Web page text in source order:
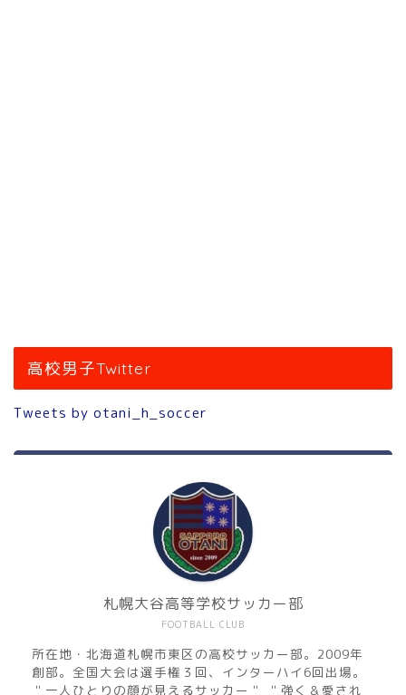
高校男子Twitter
Tweets by otani_h_soccer
FOOTBALL CLUB
札幌大谷高等学校サッカー部
所在地・北海道札幌市東区の高校サッカー部。2009年
創部。全国大会は選手権３回、インターハイ6回出場。
＂一人ひとりの顔が見えるサッカー＂ ＂強く＆愛され